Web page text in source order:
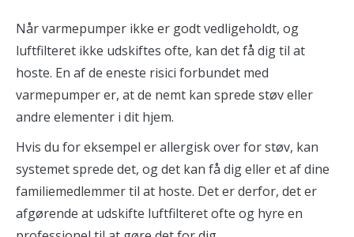
Når varmepumper ikke er godt vedligeholdt, og
luftfilteret ikke udskiftes ofte, kan det få dig til at
hoste. En af de eneste risici forbundet med
varmepumper er, at de nemt kan sprede støv eller
andre elementer i dit hjem.
Hvis du for eksempel er allergisk over for støv, kan
systemet sprede det, og det kan få dig eller et af dine
familiemedlemmer til at hoste. Det er derfor, det er
afgørende at udskifte luftfilteret ofte og hyre en